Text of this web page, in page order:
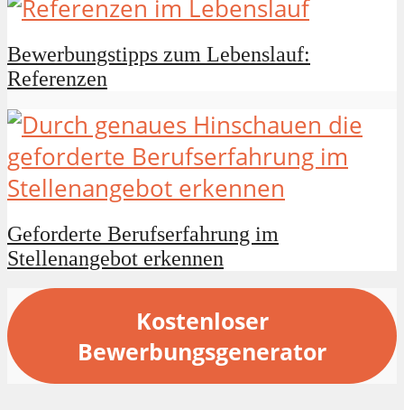
Bewerbungstipps zum Lebenslauf:
Referenzen
Geforderte Berufserfahrung im
Stellenangebot erkennen
Kostenloser
Bewerbungsgenerator